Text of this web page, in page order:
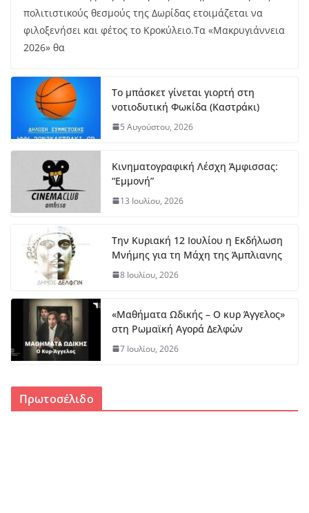
πολιτιστικούς θεσμούς της Δωρίδας ετοιμάζεται να
φιλοξενήσει και φέτος το Κροκύλειο.Τα «Μακρυγιάννεια
2026» θα
Το μπάσκετ γίνεται γιορτή στη
νοτιοδυτική Φωκίδα (Καστράκι)
5 Αυγούστου, 2026
Κινηματογραφική Λέσχη Άμφισσας:
“Εμμονή”
13 Ιουλίου, 2026
Την Κυριακή 12 Ιουλίου η Εκδήλωση
Μνήμης για τη Μάχη της Άμπλιανης
8 Ιουλίου, 2026
«Μαθήματα Ωδικής – Ο κυρ Άγγελος»
στη Ρωμαϊκή Αγορά Δελφών
7 Ιουλίου, 2026
Πρωτοσέλιδο